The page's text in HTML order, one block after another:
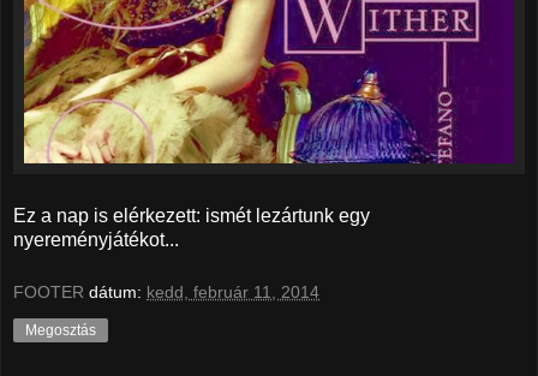
Ez a nap is elérkezett: ismét lezártunk egy
nyereményjátékot...
FOOTER dátum: kedd, február 11, 2014
Megosztás